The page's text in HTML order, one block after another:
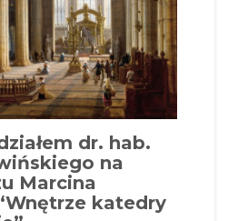
dr. hab.
na
Marcina
katedry